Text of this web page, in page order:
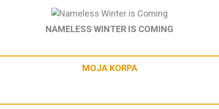
NAMELESS WINTER IS COMING
MOJA KORPA